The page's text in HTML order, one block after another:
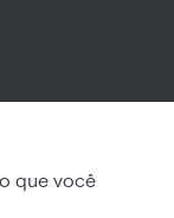
que você